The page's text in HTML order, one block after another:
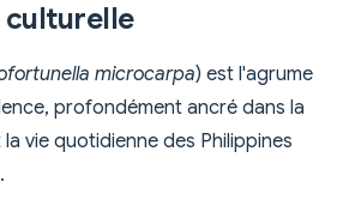
microcarpa) est l'agrume
profondément ancré dans la
vie quotidienne des Philippines